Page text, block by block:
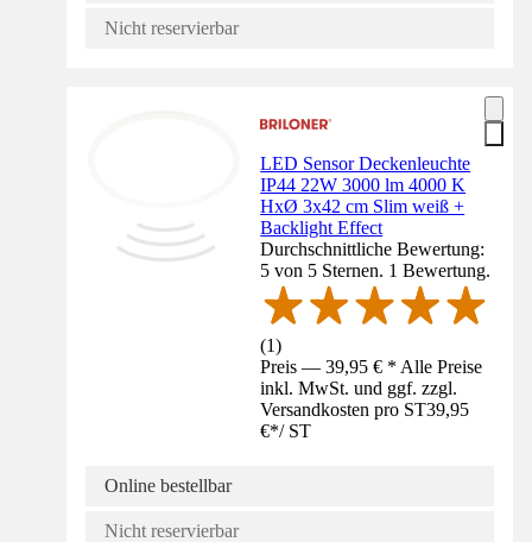
Nicht reservierbar
LED Sensor Deckenleuchte
IP44 22W 3000 lm 4000 K
HxØ 3x42 cm Slim weiß +
Backlight Effect
Durchschnittliche Bewertung:
5 von 5 Sternen. 1 Bewertung.
(1)
Preis — 39,95 € * Alle Preise
inkl. MwSt. und ggf. zzgl.
Versandkosten pro ST39,95
€*/ ST
Online bestellbar
Nicht reservierbar